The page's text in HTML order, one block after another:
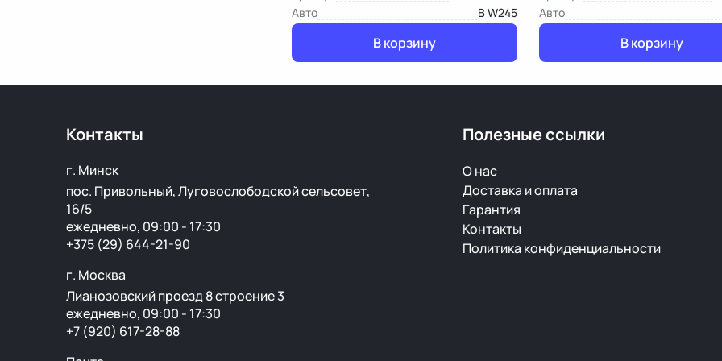
Авто
B W245
В корзину
Авто
В корзину
Контакты
г. Минск
пос. Привольный, Луговослободской сельсовет,
16/5
ежедневно, 09:00 - 17:30
+375 (29) 644-21-90
г. Москва
Лианозовский проезд 8 строение 3
ежедневно, 09:00 - 17:30
+7 (920) 617-28-88
Полезные ссылки
О нас
Доставка и оплата
Гарантия
Контакты
Политика конфиденциальности